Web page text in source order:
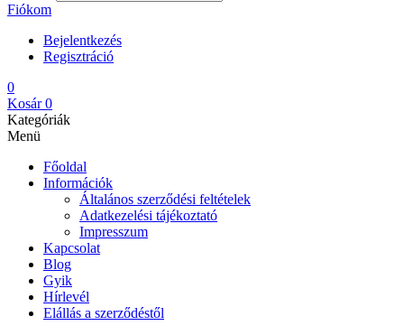
Fiókom
Bejelentkezés
Regisztráció
0
Kosár 0
Kategóriák
Menü
Főoldal
Információk
Általános szerződési feltételek
Adatkezelési tájékoztató
Impresszum
Kapcsolat
Blog
Gyik
Hírlevél
Elállás a szerződéstől